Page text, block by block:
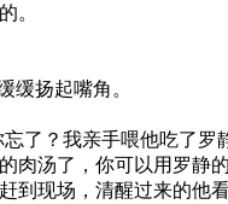
。
扬起嘴角。
？我亲手喂他吃了罗
肉汤了，你可以用罗
到现场，清醒过来的